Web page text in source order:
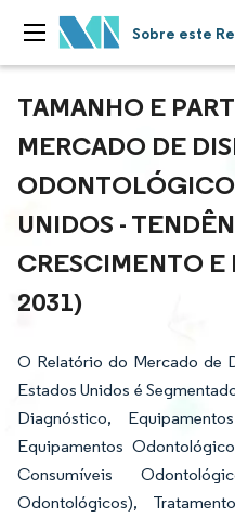
Sobre este
TAMANHO E
MERCADO DE
UNIDOS -
CRESCIMENTO E
2031)
O Relatório do Mercado de
Estados Unidos é
Diagnóstico,
Equipamentos
Consumíveis
Odontológicos),